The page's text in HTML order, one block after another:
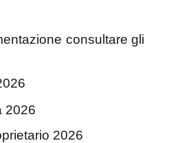
consultare gli
2026
2026